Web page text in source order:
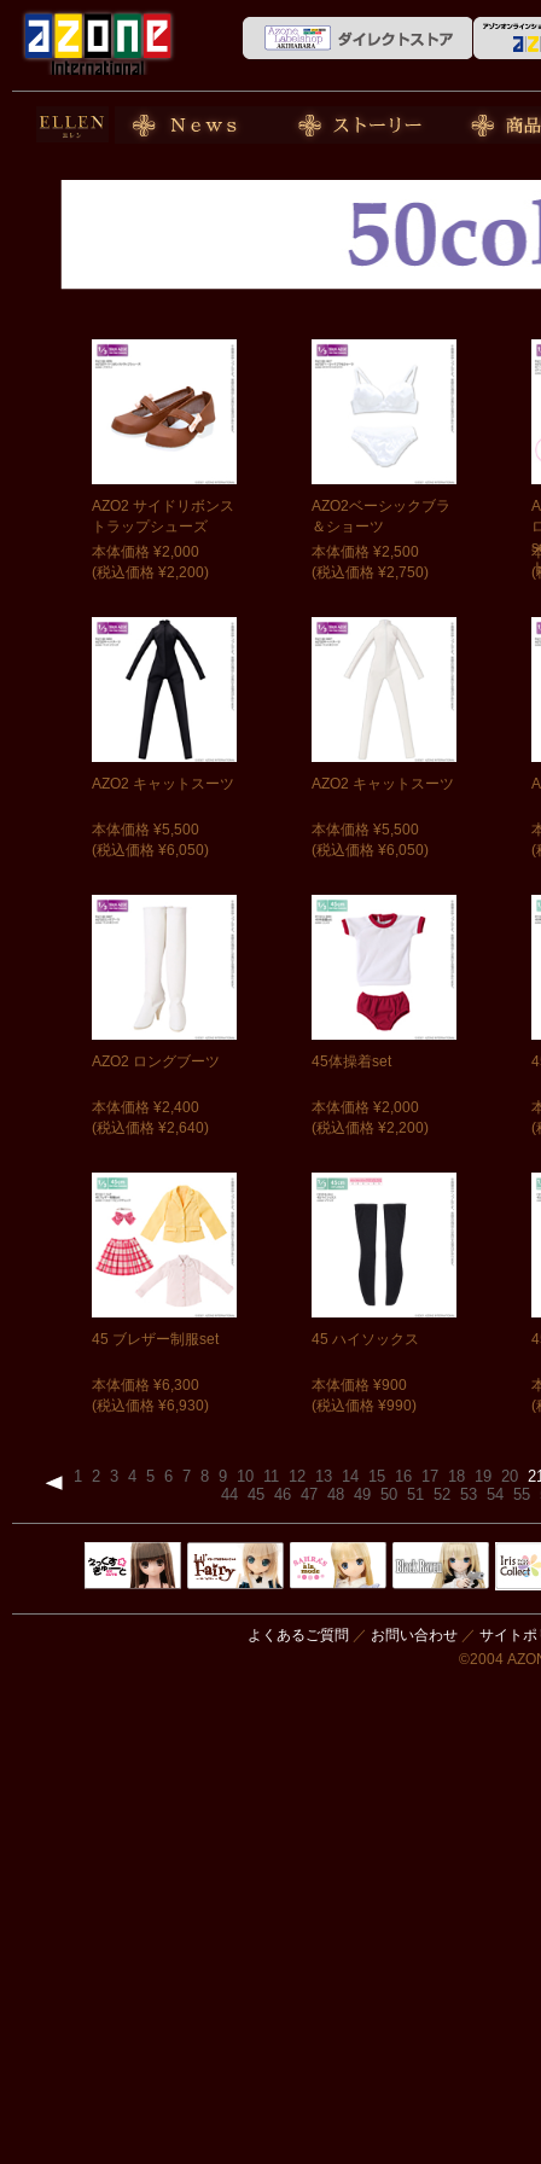
AZO2 サイドリボンス
トラップシューズ
本体価格 ¥2,000
(税込価格 ¥2,200)
AZO2ベーシックブラ
＆ショーツ
本体価格 ¥2,500
(税込価格 ¥2,750)
(
AZO2 キャットスーツ
本体価格 ¥5,500
(税込価格 ¥6,050)
AZO2 キャットスーツ
本体価格 ¥5,500
(税込価格 ¥6,050)
(
AZO2 ロングブーツ
本体価格 ¥2,400
(税込価格 ¥2,640)
45体操着set
本体価格 ¥2,000
(税込価格 ¥2,200)
(
45 ブレザー制服set
本体価格 ¥6,300
(税込価格 ¥6,930)
45 ハイソックス
本体価格 ¥900
(税込価格 ¥990)
(
1 2 3 4 5 6 7 8 9 10 11 12 13 14 15 16 17 18 19 20
44 45 46 47 48 49 50 51 52 53 54 55
よくあるご質問 ／ お問い合わせ ／ サイトポ
©2004